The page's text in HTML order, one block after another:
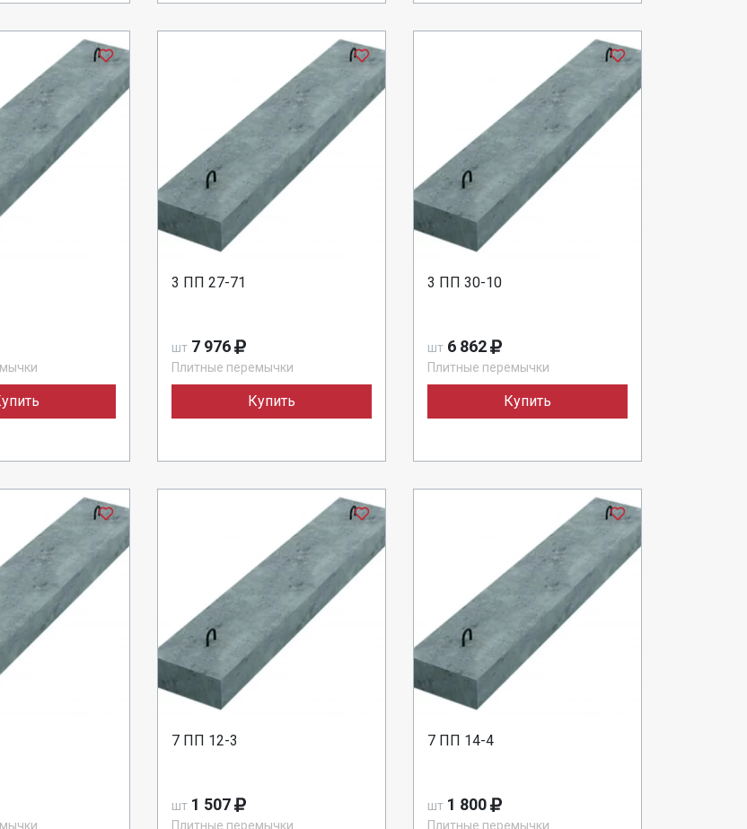
3 ПП 27-71
шт7 976
Плитные перемычки
Купить
3 ПП 30-10
шт6 862
Плитные перемычки
Купить
7 ПП 12-3
шт1 507
Плитные перемычки
7 ПП 14-4
шт1 800
Плитные перемычки